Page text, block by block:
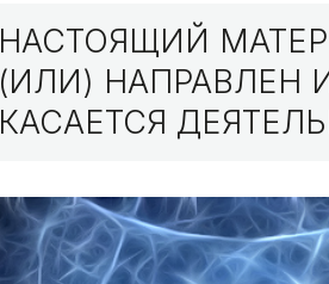
НАСТОЯЩИЙ
(ИЛИ) НАПРАВЛЕН
КАСАЕТСЯ